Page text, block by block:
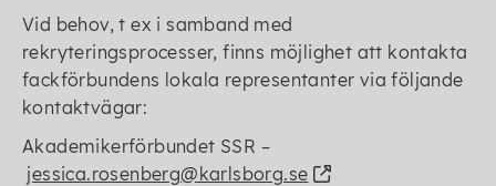
Vid behov, t ex i samband med
rekryteringsprocesser, finns möjlighet att kontakta
fackförbundens lokala representanter via följande
kontaktvägar:
Akademikerförbundet SSR –
jessica.rosenberg@karlsborg.se